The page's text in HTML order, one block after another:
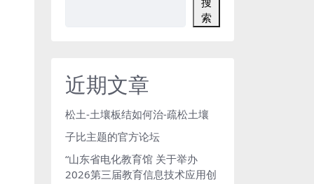
索
近期文章
松土-土壤板结如何治-疏松土壤
子比主题的官方论坛
“山东省电化教育馆 关于举办
2026第三届教育信息技术应用创